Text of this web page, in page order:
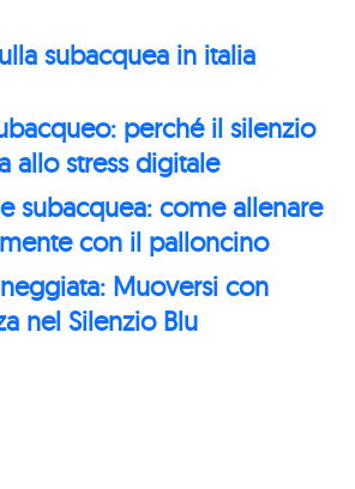
subacquea in italia
perché il silenzio
allo stress digitale
subacquea: come allenare
con il palloncino
Muoversi con
nel Silenzio Blu